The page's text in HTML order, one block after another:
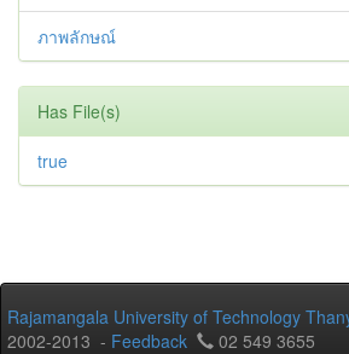
ภาพลักษณ์
Has File(s)
true
Rajamangala University of Technology
2002-2013 - Feedback 02 549 3655